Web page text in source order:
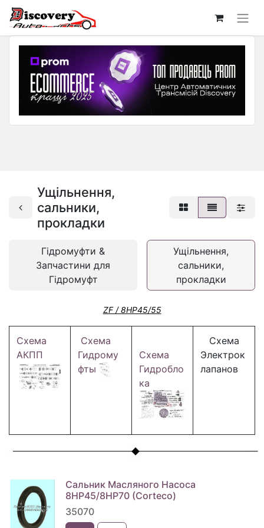
Ущільнення,
сальники,
прокладки
Гідромуфти &
Запчастини для
Гідромуфт
Ущільнення,
сальники,
прокладки
ZF / 8HP45/55
Схема
АКПП
Схема
Гидрому
фты
Схема
Гидробло
ка
Схема
Электрок
лапанов
Сальник Масляного Насоса
8HP45/8HP70 (Corteco)
35070